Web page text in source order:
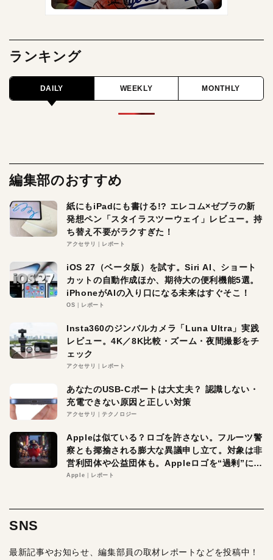
ランキング
DAILY WEEKLY MONTHLY
編集部のおすすめ
紙にもiPadにも書ける!? エレコム×ゼブラの新
発想ペン「スタイラスツーウェイ」レビュー。持
ち替え不要がラクすぎた！
アクセサリ レポート
iOS 27（ベータ版）を試す。Siri AI、ショート
カットの自動作成ほか、期待大の便利機能5選。
iPhoneがAIの入り口になる未来はすぐそこ！
OS レポート
Insta360のジンバルカメラ「Luna Ultra」実践
レビュー。4K／8K比較・ズーム・夜間撮影をチ
ェック
アクセサリ レポート
あなたのUSB-Cポートは大丈夫？ 認識しない・
充電できない原因と正しい対策
アクセサリ テクノロジー
Appleは似ている？ロゴを許さない。フルーツ警
察とも揶揄される膨大な異議申し立て。対象は非
営利団体や公益団体も。Appleロゴを“過剰”に守
る理由とは
Apple レポート
SNS
最新記事やお知らせ、編集部員の取材レポートなどを投稿中！